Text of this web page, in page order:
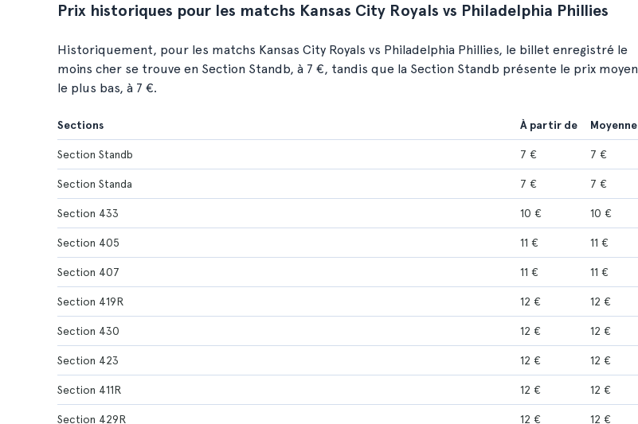
Prix historiques pour les matchs Kansas City Royals vs Philadelphia Phillies
Historiquement, pour les matchs Kansas City Royals vs Philadelphia Phillies, le billet enregistré le
moins cher se trouve en Section Standb, à 7 €, tandis que la Section Standb présente le prix moyen
le plus bas, à 7 €.
Sections À partir de Moyenne
Section Standb 7 € 7 €
Section Standa 7 € 7 €
Section 433 10 € 10 €
Section 405 11 € 11 €
Section 407 11 € 11 €
Section 419R 12 € 12 €
Section 430 12 € 12 €
Section 423 12 € 12 €
Section 411R 12 € 12 €
Section 429R 12 € 12 €